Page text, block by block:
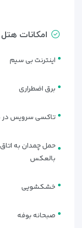
برای استراحت بعد
نوع تخت:۱ تخت کینگ
TWIN ROOM
امکانات هتل
اینترنت بی سیم
برق اضطراری
تاکسی سرویس
حمل چمدان به
بالعکس
خشکشویی
صبحانه بوفه